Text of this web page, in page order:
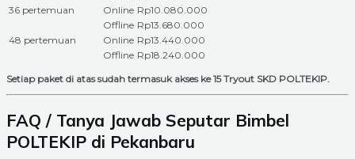
36 pertemuan
Online Rp10.080.000
Offline Rp13.680.000
48 pertemuan
Online Rp13.440.000
Offline Rp18.240.000
Setiap paket di atas sudah termasuk akses ke 15 Tryout SKD POLTEKIP.
FAQ / Tanya Jawab Seputar Bimbel
POLTEKIP di Pekanbaru